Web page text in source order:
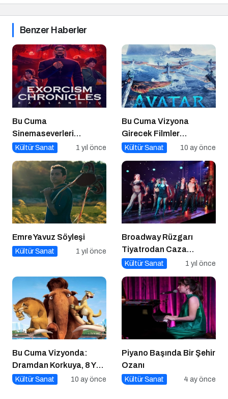
Benzer Haberler
Bu Cuma
Sinemaseverleri
Bekleyen Yepyeni Filmler!
Kültür Sanat 1 yıl önce
Bu Cuma Vizyona
Girecek Filmler
Açıklandı
Kültür Sanat 10 ay önce
Emre Yavuz Söyleşi
Kültür Sanat 1 yıl önce
Broadway Rüzgarı
Tiyatrodan Caza
Dopdolu Bir Program
Kültür Sanat 1 yıl önce
Bu Cuma Vizyonda:
Dramdan Korkuya, 8 Yeni
Film Sinemaseverlerle
Kültür Sanat 10 ay önce
Piyano Başında Bir Şehir
Ozanı
Kültür Sanat 4 ay önce